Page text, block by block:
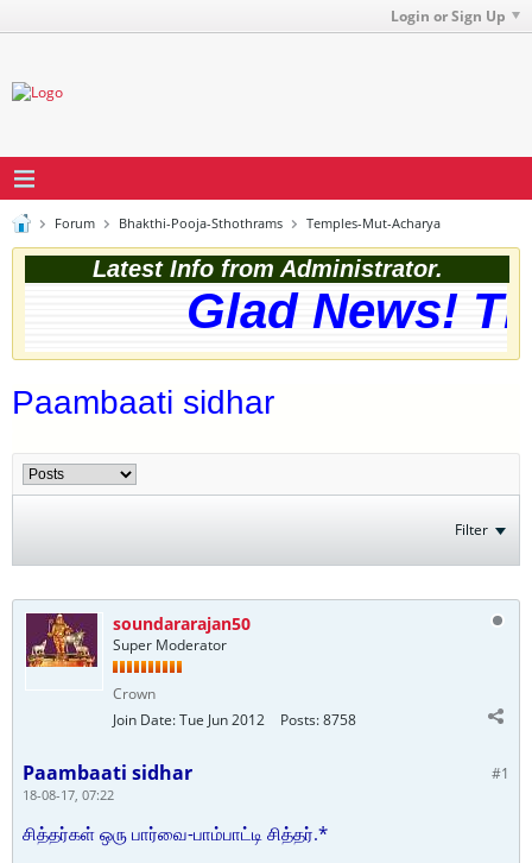
Login or Sign Up
Forum Bhakthi-Pooja-Sthothrams Temples-Mut-Acharya
Latest Info from Administrator.
Glad News!
Paambaati sidhar
Filter
soundararajan50
Super Moderator
Crown
Join Date:Tue Jun 2012 Posts:8758
#1
Paambaati sidhar
18-08-17, 07:22
சித்தர்கள் ஒரு பார்வை-பாம்பாட்டி சித்தர்.*